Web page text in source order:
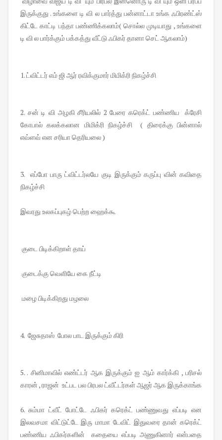
இருக்குது . உங்களை டி வி ல பார்த்து பன்னாட்டா உங்க ஃபிரண்ட்ஸ்
கிட்டே காட்டி பந்தா பண்ணிக்கலாம்( சொல்ல முடியாது , உங்களை
டி வி ல பார்க்கும் பக்கத்து வீட்டு ஃபிகர் தானா செட் ஆகலாம்)
1. ட்விட்டர் எம் ஜி ஆர் ரவிக்குமார் மிமிக்ரி நிகழ்ச்சி
2. சன் டி வி அழகி சீரியலில் 2 பேரை கரெக்ட் பண்ணிய க்ரேசி
கோபால் கலக்கலான மிமிக்ரி நிகழ்ச்சி ( திரைக்கு பின்னால்
எவ்ளவ் என சரியா தெரியலை )
3. எப்போ பாரு ட்விட்டர்லயே குடி இருக்கும் கருப்பு வின் கவிதை
நிகழ்ச்சி
இவரது உலகப்புகழ் பெற்ற ஹைக்கூ
குடை பிடிக்கிறாள் தாய்
குடைக்கு வெளியே கை நீட்டி
மழை பிடிக்கிறது மழலை
4. ஜேசுதாஸ் போல பாட இருக்கும் கிரி
5. . சினிமாவில் எண்ட்டர் ஆக இருக்கும் ஐ ஆம் கார்க்கி , பரிசல்
காரன் , ராஜன் உட்பட பல பிரபல ட்வீட்டர்கள் ஆஜர் ஆக இருக்காங்க
6. சும்மா ட்வீட் போட்டே ஃபிகர் கரெக்ட் பண்ணுவது எப்படி என
இலவசமா விட்டுட்டே இரு மாமா டேவிட் இதுவரை தான் கரெக்ட்
பண்ணிய ஃபிகர்களின் கதையை எப்படி அணுகினார் என்பதை